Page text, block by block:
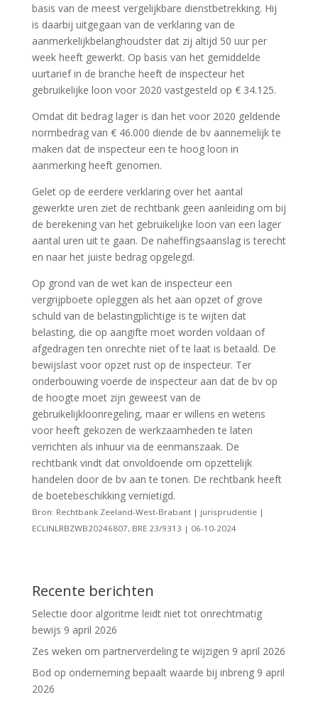
basis van de meest vergelijkbare dienstbetrekking. Hij
is daarbij uitgegaan van de verklaring van de
aanmerkelijkbelanghoudster dat zij altijd 50 uur per
week heeft gewerkt. Op basis van het gemiddelde
uurtarief in de branche heeft de inspecteur het
gebruikelijke loon voor 2020 vastgesteld op € 34.125.
Omdat dit bedrag lager is dan het voor 2020 geldende
normbedrag van € 46.000 diende de bv aannemelijk te
maken dat de inspecteur een te hoog loon in
aanmerking heeft genomen.
Gelet op de eerdere verklaring over het aantal
gewerkte uren ziet de rechtbank geen aanleiding om bij
de berekening van het gebruikelijke loon van een lager
aantal uren uit te gaan. De naheffingsaanslag is terecht
en naar het juiste bedrag opgelegd.
Op grond van de wet kan de inspecteur een
vergrijpboete opleggen als het aan opzet of grove
schuld van de belastingplichtige is te wijten dat
belasting, die op aangifte moet worden voldaan of
afgedragen ten onrechte niet of te laat is betaald. De
bewijslast voor opzet rust op de inspecteur. Ter
onderbouwing voerde de inspecteur aan dat de bv op
de hoogte moet zijn geweest van de
gebruikelijkloonregeling, maar er willens en wetens
voor heeft gekozen de werkzaamheden te laten
verrichten als inhuur via de eenmanszaak. De
rechtbank vindt dat onvoldoende om opzettelijk
handelen door de bv aan te tonen. De rechtbank heeft
de boetebeschikking vernietigd.
Bron: Rechtbank Zeeland-West-Brabant | jurisprudentie |
ECLINLRBZWB20246807, BRE 23/9313 | 06-10-2024
Recente berichten
Selectie door algoritme leidt niet tot onrechtmatig
bewijs 9 april 2026
Zes weken om partnerverdeling te wijzigen 9 april 2026
Bod op onderneming bepaalt waarde bij inbreng 9 april
2026